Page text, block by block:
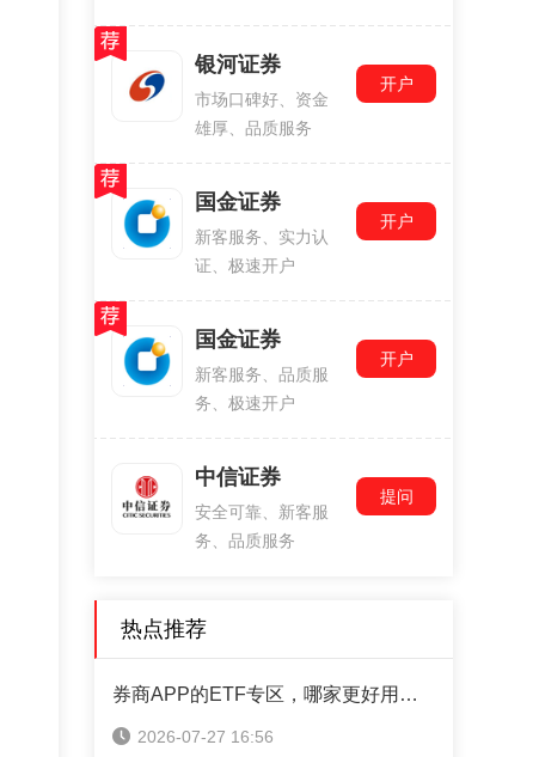
银河证券
市场口碑好、资金
雄厚、品质服务
开户
国金证券
新客服务、实力认
证、极速开户
开户
国金证券
新客服务、品质服
务、极速开户
开户
中信证券
安全可靠、新客服
务、品质服务
提问
热点推荐
券商APP的ETF专区，哪家更好用？5家实测拆解
2026-07-27 16:56